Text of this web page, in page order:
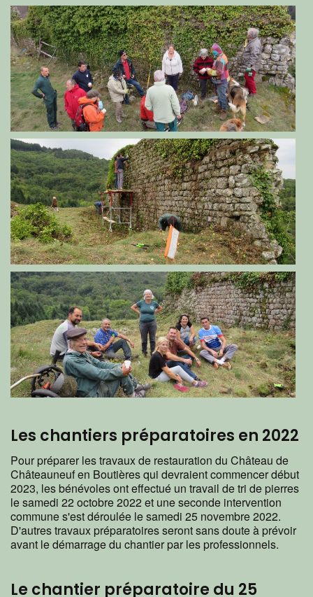
Les chantiers préparatoires en 2022
Pour préparer les travaux de restauration du Château de
Châteauneuf en Boutières qui devraient commencer début
2023, les bénévoles ont effectué un travail de tri de pierres
le samedi 22 octobre 2022 et une seconde intervention
commune s'est déroulée le samedi 25 novembre 2022.
D'autres travaux préparatoires seront sans doute à prévoir
avant le démarrage du chantier par les professionnels.
Le chantier préparatoire du 25